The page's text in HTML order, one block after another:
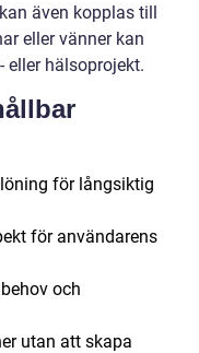
även kopplas till
eller vänner kan
eller hälsoprojekt.
för långsiktig
för användarens
och
utan att skapa